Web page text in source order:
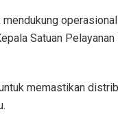
Satuan
memastikan